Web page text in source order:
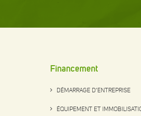
Financement
DÉMARRAGE D’ENTREPRISE
ÉQUIPEMENT ET